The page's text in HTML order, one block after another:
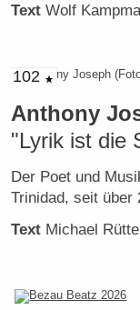
Text Wolf
102
Anthony
"Lyrik ist die
Der Poet und
Trinidad, seit
Text Michael